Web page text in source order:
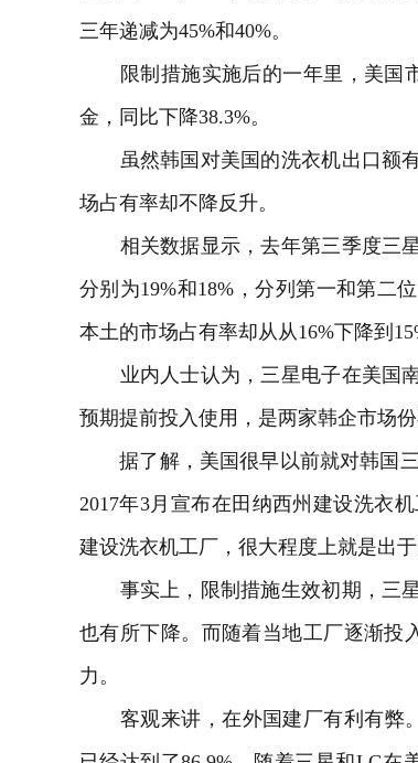
三年递减为45%和40%。
限制措施实施后的一年里，美国市
金，同比下降38.3%。
虽然韩国对美国的洗衣机出口额有
场占有率却不降反升。
相关数据显示，去年第三季度三星
分别为19%和18%，分列第一和第二
本土的市场占有率却从从16%下降到
业内人士认为，三星电子在美国南
预期提前投入使用，是两家韩企市场
据了解，美国很早以前就对韩国三
2017年3月宣布在田纳西州建设洗衣
建设洗衣机工厂，很大程度上就是出
事实上，限制措施生效初期，三星
也有所下降。而随着当地工厂逐渐投
力。
客观来讲，在外国建厂有利有弊。